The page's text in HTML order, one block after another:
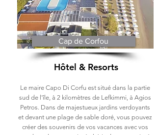
Cap de Corfou
Hôtel & Resorts
Le maire Capo Di Corfu est situé dans la partie
sud de l'île, à 2 kilomètres de Lefkimmi, à Agios
Petros. Dans de majestueux jardins verdoyants
et devant une plage de sable doré, vous pouvez
créer des souvenirs de vos vacances avec vos